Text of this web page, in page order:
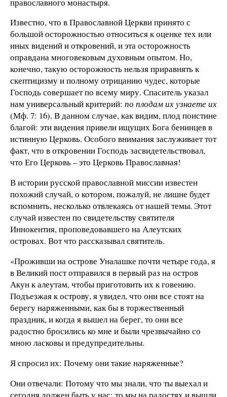
Известно, что в Православной Церкви принято с
большой осторожностью относиться к оценке тех или
иных видений и откровений, и эта осторожность
оправдана многовековым духовным опытом. Но,
конечно, такую осторожность нельзя приравнять к
скептицизму и полному отрицанию чудес, которые
Господь совершает по всему миру. Спаситель указал
нам универсальный критерий: по плодам их узнаете их
(Мф. 7: 16). В данном случае, как видим, плод поистине
благой: эти видения привели ищущих Бога бенинцев в
истинную Церковь. Особого внимания заслуживает тот
факт, что в откровении Господь засвидетельствовал,
что Его Церковь – это Церковь Православная!
В истории русской православной миссии известен
похожий случай, о котором, пожалуй, не лишне будет
вспомнить, несколько отвлекаясь от нашей темы. Этот
случай известен по свидетельству святителя
Иннокентия, проповедовавшего на Алеутских
островах. Вот что рассказывал святитель.
«Проживши на острове Уналашке почти четыре года, я
в Великий пост отправился в первый раз на остров
Акун к алеутам, чтобы приготовить их к говению.
Подъезжая к острову, я увидел, что они все стоят на
берегу наряженными, как бы в торжественный
праздник, и когда я вышел на берег, то они все
радостно бросились ко мне и были чрезвычайно со
мною ласковы и предупредительны.
Я спросил их: Почему они такие наряженные?
Они отвечали: Потому что мы знали, что ты выехал и
сегодня должен быть у нас: то мы на радостях и вышли